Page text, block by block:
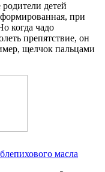
детей
при
когда чадо
препятствие, он
щелчок пальцами
масла